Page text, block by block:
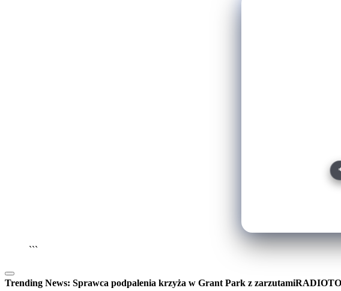
```
Trending News: Sprawca podpalenia krzyża w Grant Park z zarzutami